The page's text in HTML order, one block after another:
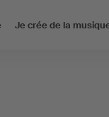
Je crée de la